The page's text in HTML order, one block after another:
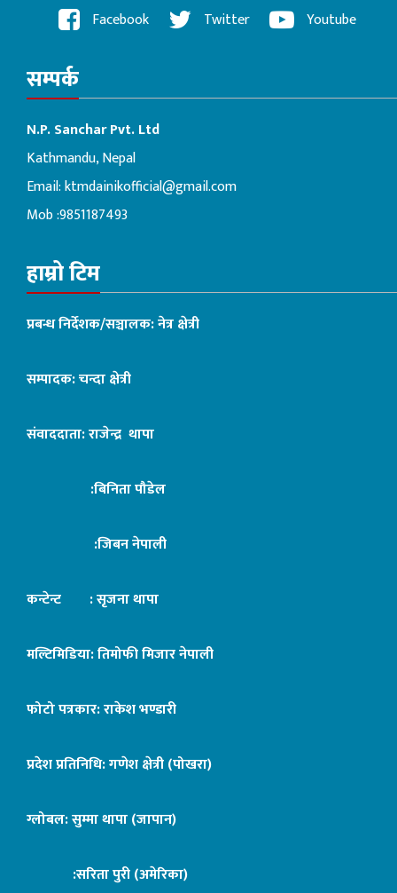
Facebook Twitter Youtube
सम्पर्क
N.P. Sanchar Pvt. Ltd
Kathmandu, Nepal
Email:ktmdainikofficial@gmail.com
Mob :9851187493
हाम्रो टिम
प्रबन्ध निर्देशक/सञ्चालक: नेत्र क्षेत्री
सम्पादक: चन्दा क्षेत्री
संवाददाता: राजेन्द्र थापा
:बिनिता पौडेल
:जिबन नेपाली
कन्टेन्ट : सृजना थापा
मल्टिमिडिया: तिमोफी मिजार नेपाली
फोटो पत्रकार: राकेश भण्डारी
प्रदेश प्रतिनिधि: गणेश क्षेत्री (पोखरा)
ग्लोबल: सुम्मा थापा (जापान)
:सरिता पुरी (अमेरिका)